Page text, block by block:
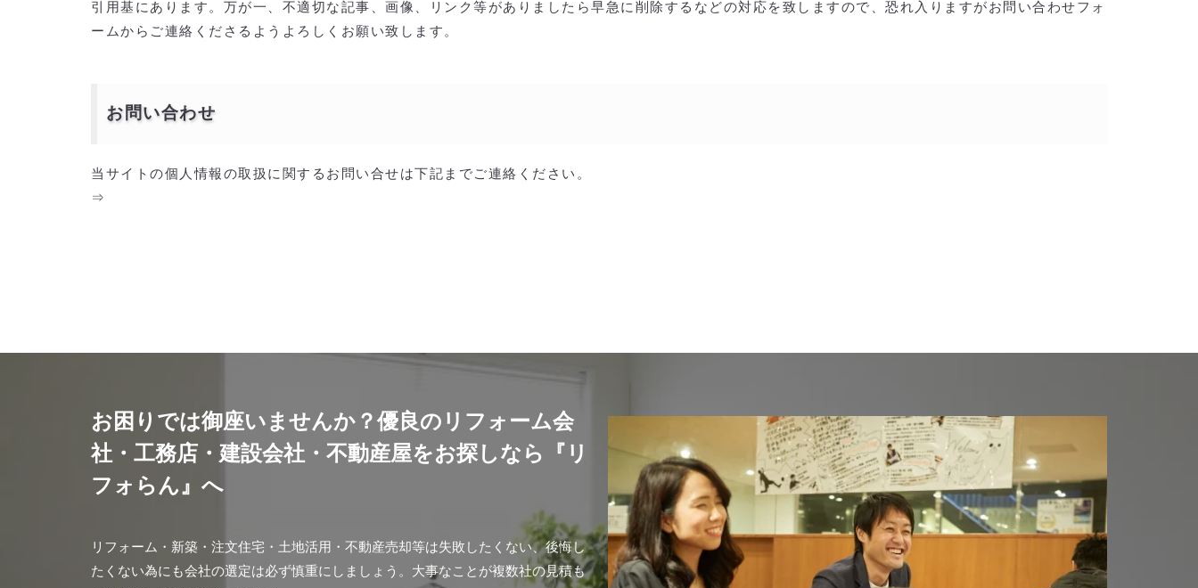
引用基にあります。万が一、不適切な記事、画像、リンク等がありましたら早急に削除するなどの対応を致しますので、恐れ入りますがお問い合わせフォ
ームからご連絡くださるようよろしくお願い致します。
お問い合わせ
当サイトの個人情報の取扱に関するお問い合せは下記までご連絡ください。
⇒
お困りでは御座いませんか？優良のリフォーム会
社・工務店・建設会社・不動産屋をお探しなら『リ
フォらん』へ
リフォーム・新築・注文住宅・土地活用・不動産売却等は失敗したくない、後悔し
たくない為にも会社の選定は必ず慎重にしましょう。大事なことが複数社の見積も